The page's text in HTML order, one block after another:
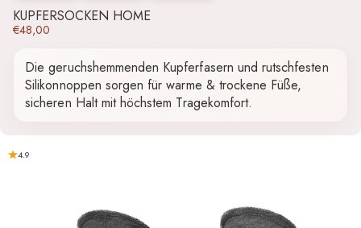
KUPFERSOCKEN HOME
€48,00
Die geruchshemmenden Kupferfasern und rutschfesten
Silikonnoppen sorgen für warme & trockene Füße,
sicheren Halt mit höchstem Tragekomfort.
4.9